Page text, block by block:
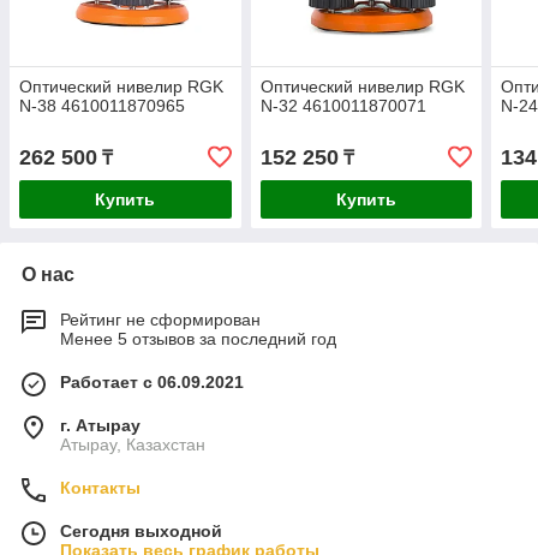
Оптический нивелир RGK
N-38 4610011870965
262 500 ₸
Купить
Оптический нивелир RGK
N-32 4610011870071
152 250₸
Купить
N-
О нас
Рейтинг не сформирован
Менее 5 отзывов за последний год
Работает с 06.09.2021
г. Атырау
Атырау, Казахстан
Контакты
Сегодня выходной
Показать весь график работы